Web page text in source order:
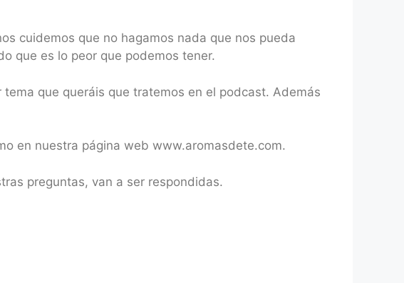
cuidemos que no hagamos nada que nos pueda
que es lo peor que podemos tener.
que queráis que tratemos en el podcast. Además
en nuestra página web www.aromasdete.com.
preguntas, van a ser respondidas.